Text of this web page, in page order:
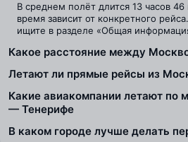
В среднем полёт длится 13 часов
время зависит от конкретного
ищите в разделе «Общая
Какое расстояние между
Летают ли прямые рейсы из
Какие авиакомпании летают по
— Тенерифе
В каком городе лучше делать